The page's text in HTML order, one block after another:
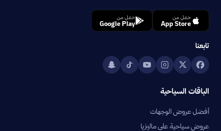
حمّل من
App Store
حمّل من
Google Play
تابعنا
الباقات السياحية
أفضل عروض الوجهات
عروض سياحية على ماليزيا